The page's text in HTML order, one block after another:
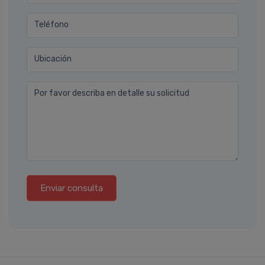
Teléfono
Ubicación
Por favor describa en detalle su solicitud
Enviar consulta